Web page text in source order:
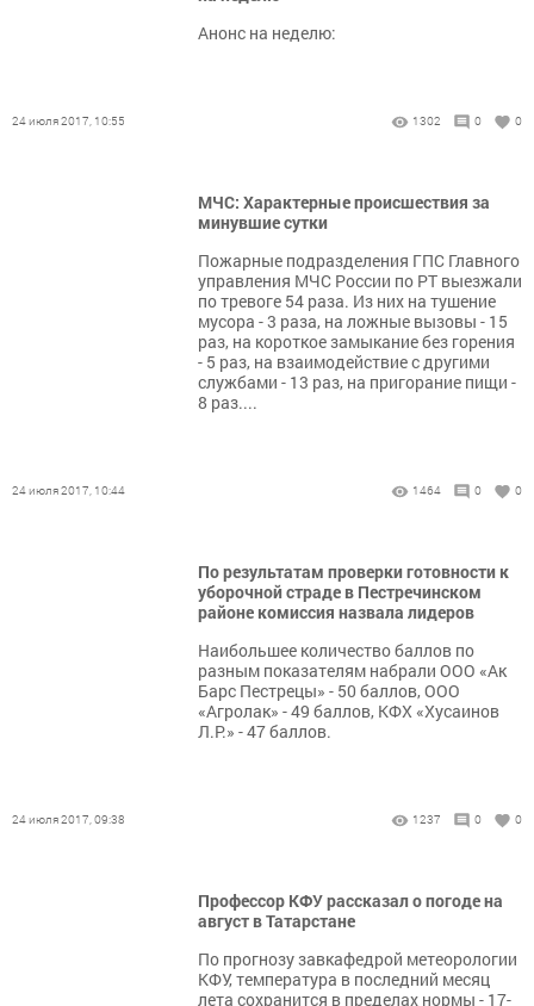
Анонс на неделю:
24 июля 2017, 10:55 1302 0 0
МЧС: Характерные происшествия за
минувшие сутки
Пожарные подразделения ГПС Главного
управления МЧС России по РТ выезжали
по тревоге 54 раза. Из них на тушение
мусора - 3 раза, на ложные вызовы - 15
раз, на короткое замыкание без горения
- 5 раз, на взаимодействие с другими
службами - 13 раз, на пригорание пищи -
8 раз....
24 июля 2017, 10:44 1464 0 0
По результатам проверки готовности к
уборочной страде в Пестречинском
районе комиссия назвала лидеров
Наибольшее количество баллов по
разным показателям набрали ООО «Ак
Барс Пестрецы» - 50 баллов, ООО
«Агролак» - 49 баллов, КФХ «Хусаинов
Л.Р.» - 47 баллов.
24 июля 2017, 09:38 1237 0 0
Профессор КФУ рассказал о погоде на
август в Татарстане
По прогнозу завкафедрой метеорологии
КФУ, температура в последний месяц
лета сохранится в пределах нормы - 17-